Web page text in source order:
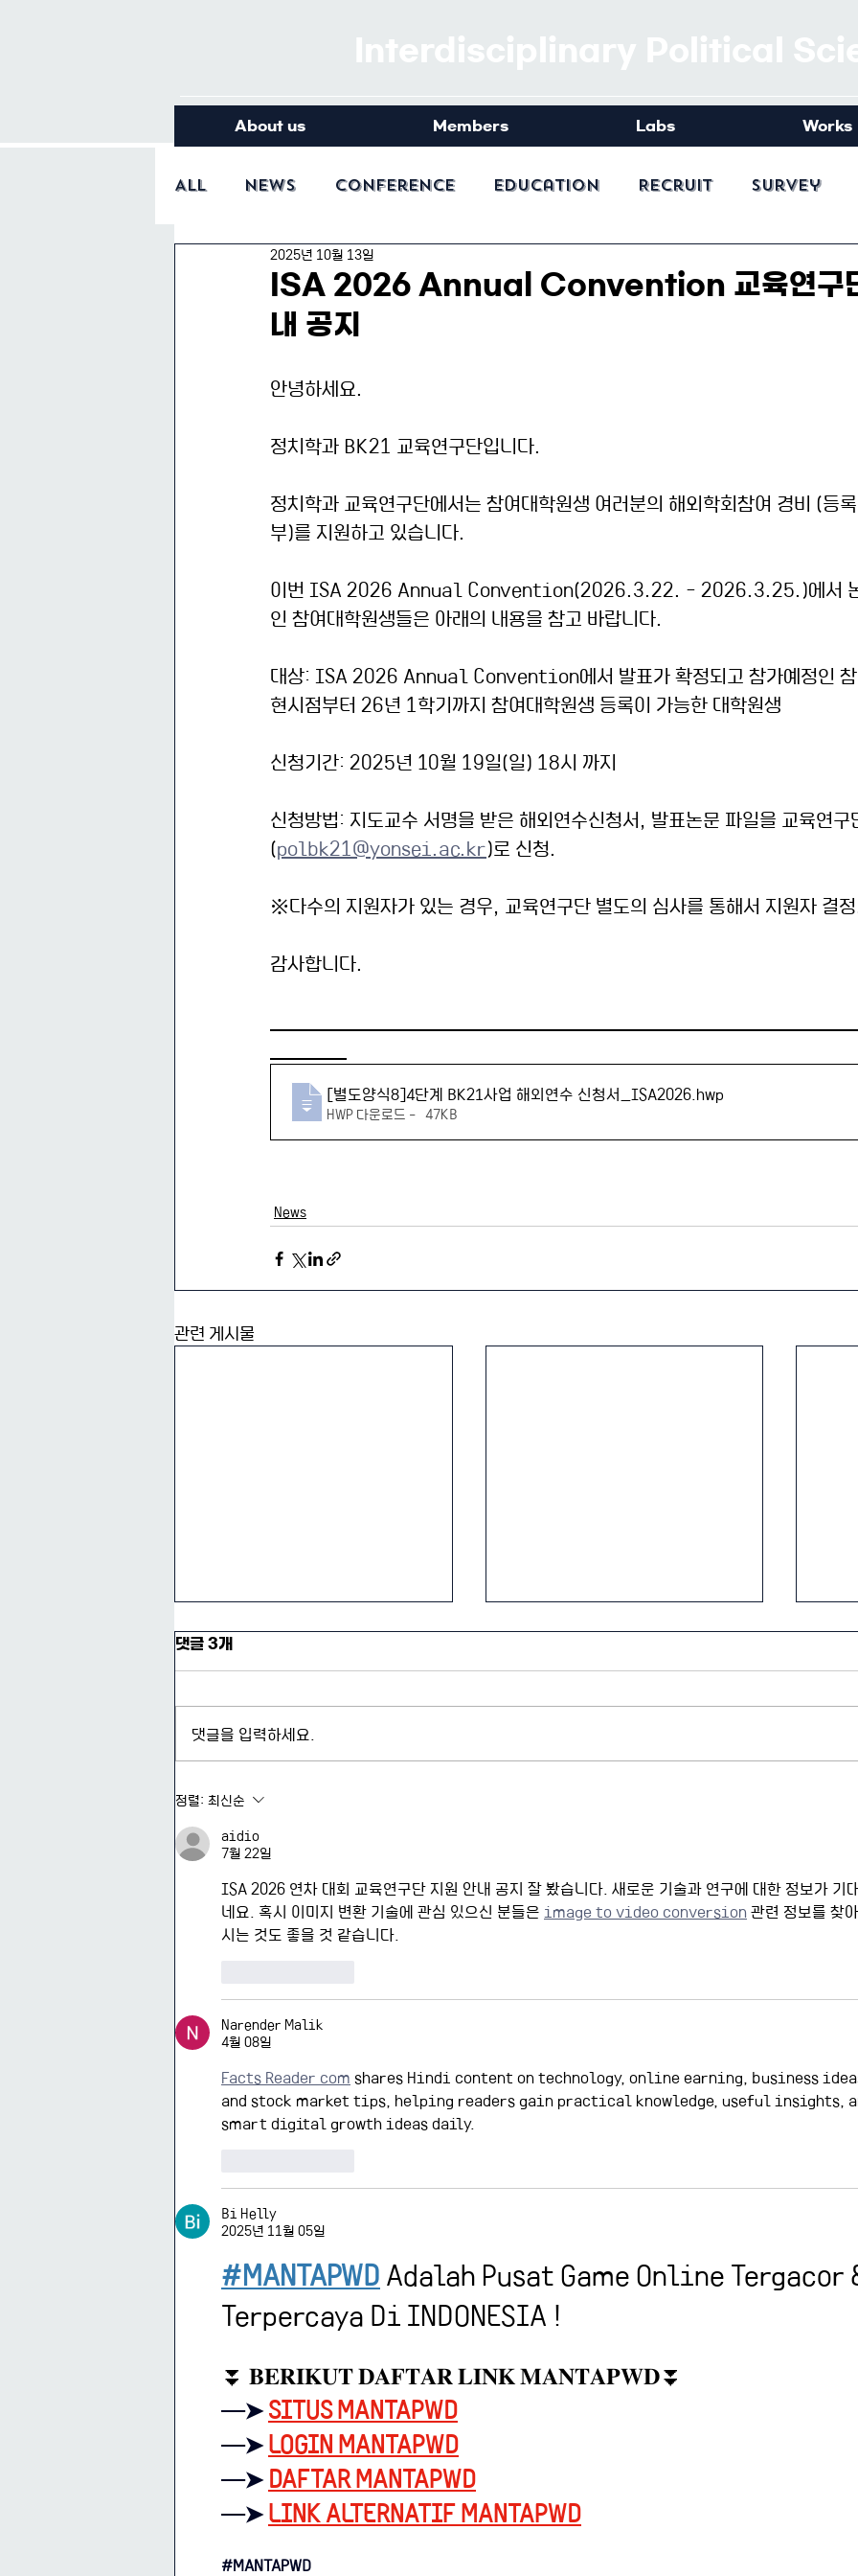
About us Members Labs Works
All News Conference Education Recruit Survey
ISA 2026 Annual Convention 교육연구
내 공지
2025년 10월 13일
안녕하세요.
정치학과 BK21 교육연구단입니다.
정치학과 교육연구단에서는 참여대학원생 여러분의 해외학회참여 경비 (등
부)를 지원하고 있습니다.
이번 ISA 2026 Annual Convention(2026.3.22. - 2026.3.25.)에서
인 참여대학원생들은 아래의 내용을 참고 바랍니다.
대상: ISA 2026 Annual Convention에서 발표가 확정되고 참가예정인
현시점부터 26년 1학기까지 참여대학원생 등록이 가능한 대학원생
신청기간: 2025년 10월 19일(일) 18시 까지
신청방법: 지도교수 서명을 받은 해외연수신청서, 발표논문 파일을 교육연구
(polbk21@yonsei.ac.kr)로 신청.
※다수의 지원자가 있는 경우, 교육연구단 별도의 심사를 통해서 지원자 결
감사합니다.
[별도양식8]4단계 BK21사업 해외연수 신청서_ISA2026.hwp
HWP 다운로드 • 47KB
News
관련 게시물
및 프로필 촬영
댓글 3개
댓글을 입력하세요.
정렬: 최신순
aidio
7월 22일
ISA 2026 연차 대회 교육연구단 지원 안내 공지 잘 봤습니다. 새로운 기술과 연구에 대한 정보가 기
네요. 혹시 이미지 변환 기술에 관심 있으신 분들은 image to video conversion 관련 정보를 찾
시는 것도 좋을 것 같습니다.
Narender Malik
4월 08일
Facts Reader com shares Hindi content on technology, online earning, business
and stock market tips, helping readers gain practical knowledge, useful insights,
smart digital growth ideas daily.
Bi Helly
2025년 11월 05일
#MANTAPWD Adalah Pusat Game Online
Terpercaya Di INDONESIA !
⏬ 𝐁𝐄𝐑𝐈𝐊𝐔𝐓 𝐃𝐀𝐅𝐓𝐀𝐑 𝐋𝐈𝐍𝐊 𝐌𝐀𝐍𝐓𝐀𝐏𝐖𝐃⏬
─➤SITUS MANTAPWD
─➤LOGIN MANTAPWD
─➤ DAFTAR MANTAPWD
─➤LINK ALTERNATIF MANTAPWD
#MANTAPWD